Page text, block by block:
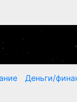
Деньги/